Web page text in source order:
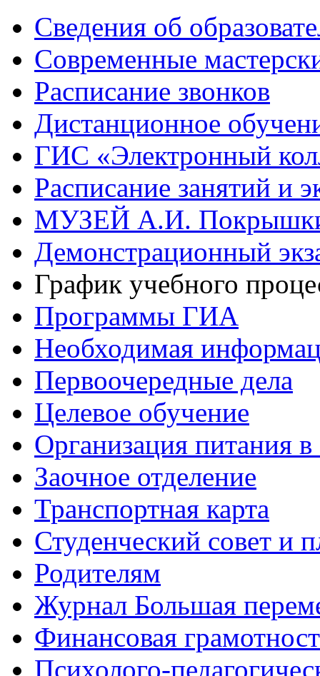
Сведения об
Современные
Расписание звонков
Дистанционное
ГИС «Электронный
Расписание занятий и
МУЗЕЙ А.И.
Демонстрационный
График учебного
Программы ГИА
Необходимая
Первоочередные дела
Целевое обучение
Организация питания в
Заочное отделение
Транспортная карта
Студенческий совет и
Родителям
Журнал Большая
Финансовая
Психолого-